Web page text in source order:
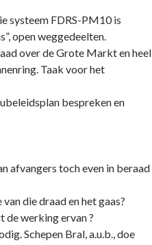
systeem FDRS-PM10 is
open weggedeelten.
over de Grote Markt en heel
Taak voor het
bespreken en
afvangers toch even in beraad
die draad en het gaas?
werking ervan ?
Schepen Bral, a.u.b., doe